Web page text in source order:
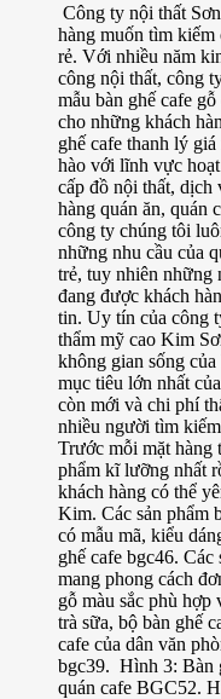
Công ty nội thất
hàng muốn tìm kiếm
rẻ. Với nhiều năm
công nội thất, công
mẫu bàn ghế cafe
cho những khách
ghế cafe thanh lý
hào với lĩnh vực
cấp đồ nội thất, dịch
hàng quán ăn, quán
công ty chúng tôi
những nhu cầu của
trẻ, tuy nhiên những
đang được khách
tin. Uy tín của công
thẩm mỹ cao Kim
không gian sống
mục tiêu lớn nhất
còn mới và chi phí
nhiều người tìm
Trước mỗi mặt hàng
phẩm kĩ lưỡng nhất
khách hàng có thể
Kim. Các sản phẩm
có mẫu mã, kiểu
ghế cafe bgc46.
mang phong cách
gỗ màu sắc phù hợp
trà sữa, bộ bàn ghế
cafe của dân văn
bgc39. Hình 3: Bàn
quán cafe BGC52.